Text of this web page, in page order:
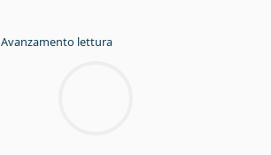
Avanzamento lettura